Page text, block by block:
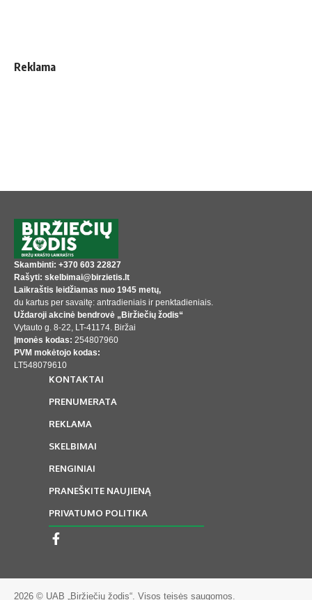
Reklama
Skambinti: +370 603 22827
Rašyti: skelbimai@birzietis.lt
Laikraštis leidžiamas nuo 1945 metų,
du kartus per savaitę: antradieniais ir penktadieniais.
Uždaroji akcinė bendrovė „Biržiečių žodis“
Vytauto g. 8-22, LT-41174. Biržai
Įmonės kodas: 254807960
PVM mokėtojo kodas:
LT548079610
KONTAKTAI
PRENUMERATA
REKLAMA
SKELBIMAI
RENGINIAI
PRANEŠKITE NAUJIENĄ
PRIVATUMO POLITIKA
2026 © UAB „Biržiečių žodis“. Visos teisės saugomos.